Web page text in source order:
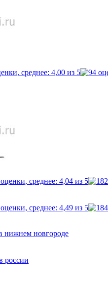
нижнем новгороде
россии